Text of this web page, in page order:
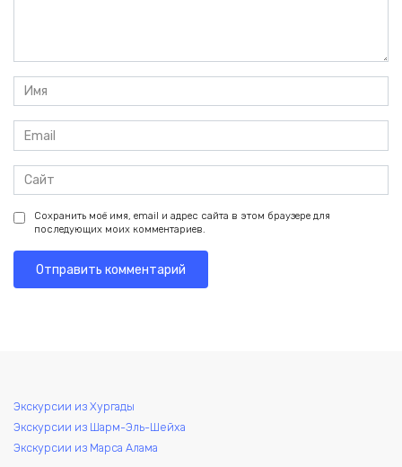
Имя
*
Email
*
Сайт
Сохранить моё имя, email и адрес сайта в этом браузере для
последующих моих комментариев.
Экскурсии из Хургады
Экскурсии из Шарм-Эль-Шейха
Экскурсии из Марса Алама